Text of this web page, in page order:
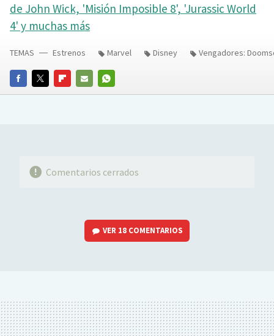
de John Wick, 'Misión Imposible 8', 'Jurassic World
4' y muchas más
FACEBOOKTWITTERFLIPBOARD
E-
WHATSAPP
TEMAS Estrenos Marvel Disney Vengadores:
Comentarios cerrados
VER 18 COMENTARIOS